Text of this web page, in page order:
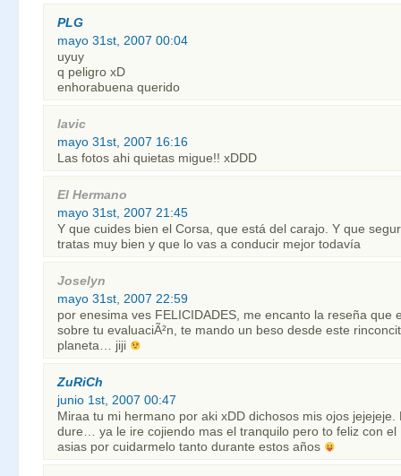
PLG
mayo 31st, 2007 00:04
uyuy
q peligro xD
enhorabuena querido
lavic
mayo 31st, 2007 16:16
Las fotos ahi quietas migue!! xDDD
El Hermano
mayo 31st, 2007 21:45
Y que cuides bien el Corsa, que está del carajo. Y que
tratas muy bien y que lo vas a conducir mejor todavía
Joselyn
mayo 31st, 2007 22:59
por enesima ves FELICIDADES, me encanto la reseña que
sobre tu evaluaciÃ²n, te mando un beso desde este
planeta… jiji
ZuRiCh
junio 1st, 2007 00:47
Miraa tu mi hermano por aki xDD dichosos mis ojos jejejeje.
dure… ya le ire cojiendo mas el tranquilo pero to feliz con el
asias por cuidarmelo tanto durante estos años